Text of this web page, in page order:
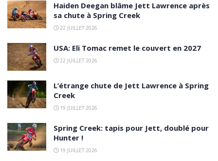
Haiden Deegan blâme Jett Lawrence après
sa chute à Spring Creek
22 JUILLET 2026
USA: Eli Tomac remet le couvert en 2027
22 JUILLET 2026
L’étrange chute de Jett Lawrence à Spring
Creek
19 JUILLET 2026
Spring Creek: tapis pour Jett, doublé pour
Hunter !
19 JUILLET 2026